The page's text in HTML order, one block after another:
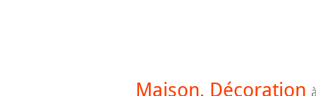
Maison, Décoration